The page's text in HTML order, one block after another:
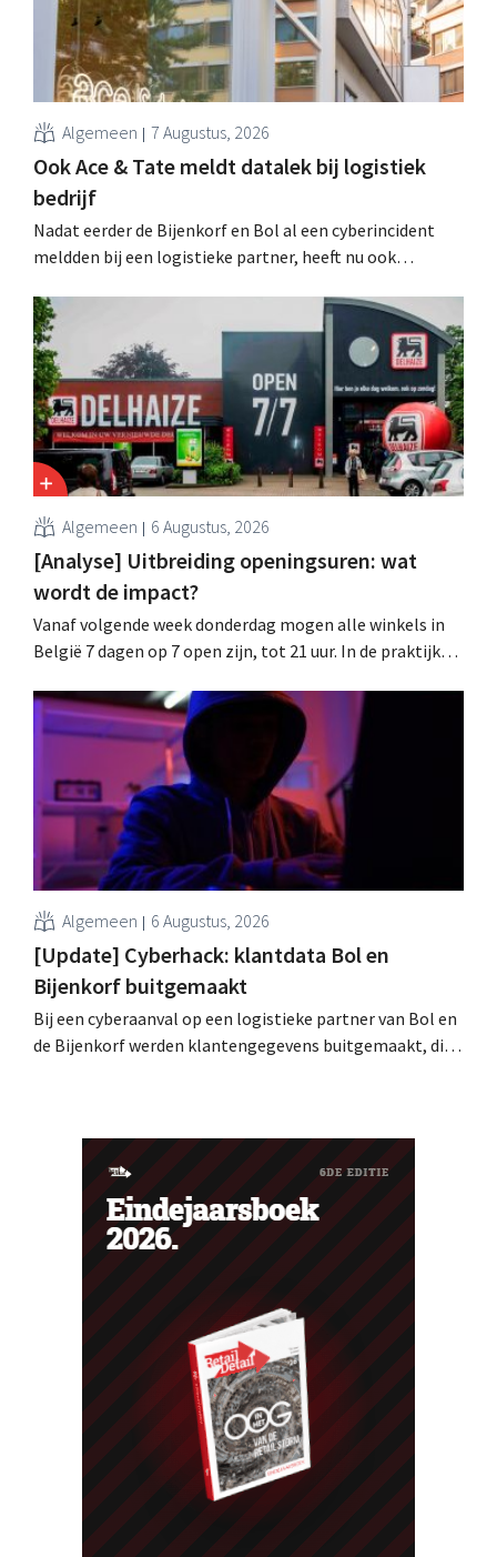
Algemeen 7 Augustus, 2026
Ook Ace & Tate meldt datalek bij logistiek
bedrijf
Nadat eerder de Bijenkorf en Bol al een cyberincident
meldden bij een logistieke partner, heeft nu ook
datalek. Financiële gegevens, gebruikersnamen en
wachtwoorden zijn niet getroffen.
Algemeen 6 Augustus, 2026
[Analyse] Uitbreiding openingsuren: wat
wordt de impact?
Vanaf volgende week donderdag mogen alle winkels in
België 7 dagen op 7 open zijn, tot 21 uur. In de praktijk
arbeidswetgeving een hinderpaal. Is er een gelijk
speelveld?
Algemeen 6 Augustus, 2026
[Update] Cyberhack: klantdata Bol en
Bijenkorf buitgemaakt
Bij een cyberaanval op een logistieke partner van Bol en
de Bijenkorf werden klantengegevens buitgemaakt, die